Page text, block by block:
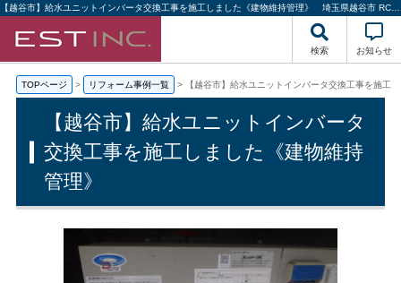
検索 お知らせ
TOPページ リフォーム事例一覧 【越谷市】給水ユニットインバータ交換工事を施工
【越谷市】給水ユニットインバータ
交換工事を施工しました《建物維持
管理》